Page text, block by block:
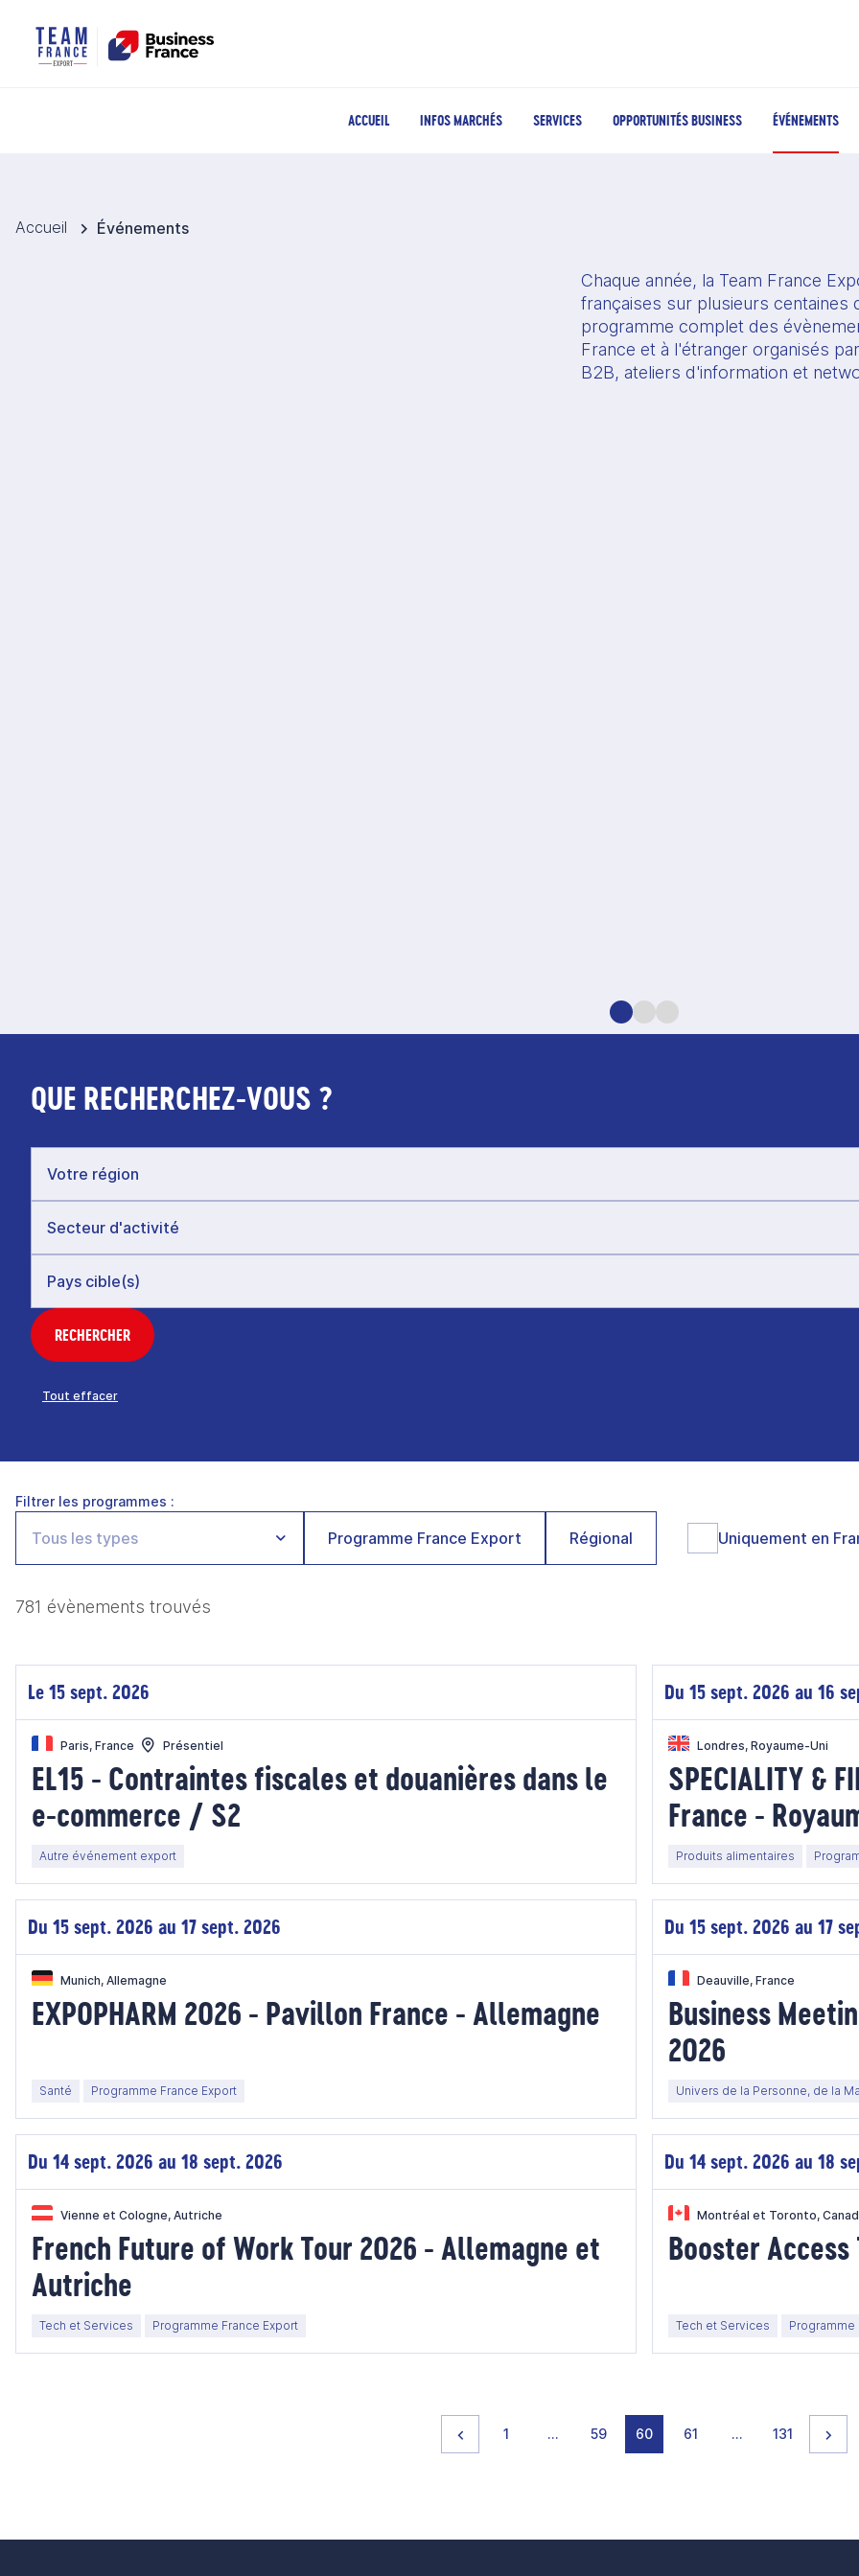
ACCUEIL INFOS MARCHÉS SERVICES OPPORTUNITÉS BUSINESS ÉVÉNEMENTS
Accueil Événements
Chaque année, la Team France
françaises sur plusieurs centaines
programme complet des
France et à l'étranger organisés
B2B, ateliers d'information et
QUE RECHERCHEZ-VOUS ?
RECHERCHER
Tout effacer
Filtrer les programmes :
Programme France Export Régional Uniquement en
781 évènements trouvés
Le 15 sept. 2026
Paris, France Présentiel
EL15 - Contraintes fiscales et douanières dans le
e-commerce / S2
Autre événement export
Du 15 sept. 2026 au 16
Londres, Royaume-Uni
SPECIALITY &
France -
Produits alimentaires
Du 15 sept. 2026 au 17 sept. 2026
Munich, Allemagne
EXPOPHARM 2026 - Pavillon France - Allemagne
Santé Programme France Export
Du 15 sept. 2026 au 17
Deauville, France
Business
2026
Univers de la Personne, de la
Du 14 sept. 2026 au 18 sept. 2026
Vienne et Cologne, Autriche
French Future of Work Tour 2026 - Allemagne et
Autriche
Tech et Services Programme France Export
Du 14 sept. 2026 au 18
Montréal et Toronto,
Booster Access
Tech et Services Programme
Page précédente
page
1 … page
59 page
60 page
61 … page
131